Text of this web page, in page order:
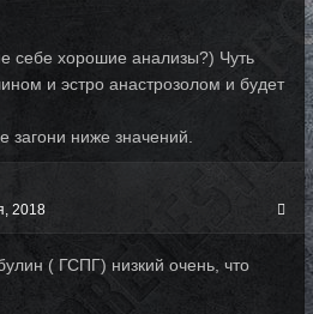
себе хорошие анализы?) Чуть
и эстро анастрозолом и будет
ниже значений.
2018
( ГСПГ) низкий очень, что